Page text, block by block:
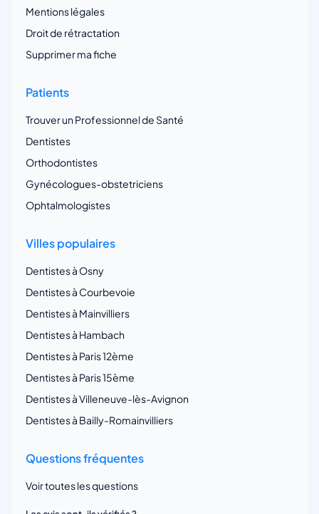
Mentions légales
Droit de rétractation
Supprimer ma fiche
Patients
Trouver un Professionnel de Santé
Dentistes
Orthodontistes
Gynécologues-obstetriciens
Ophtalmologistes
Villes populaires
Dentistes à Osny
Dentistes à Courbevoie
Dentistes à Mainvilliers
Dentistes à Hambach
Dentistes à Paris 12ème
Dentistes à Paris 15ème
Dentistes à Villeneuve-lès-Avignon
Dentistes à Bailly-Romainvilliers
Questions fréquentes
Voir toutes les questions